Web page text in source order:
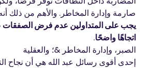
صارمة وإدارة المخاطر. والأهم من ذلك
يجب على المتداولين عدم فرض الصفقات
اتجاهًا واضحًا.
الصبر، وإدارة المخاطر &؛ والعقلية
إحدى أقوى رسائل عبد الله هي أن نجاح